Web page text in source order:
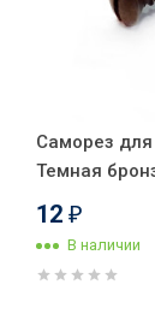
Саморез
Темная
12 ₽
В наличии